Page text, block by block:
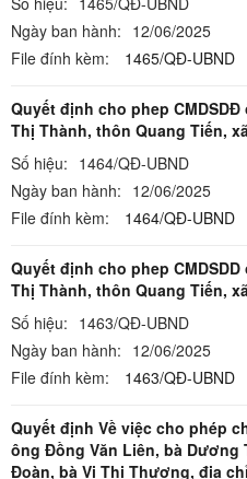
Ngày ban hành: 12/06/2025
File đính kèm:
1465/QĐ-UBND
Quyết định cho phep
Thị Thành, thôn Quang Tiến,
Số hiệu: 1464/QĐ-UBND
Ngày ban hành: 12/06/2025
File đính kèm:
1464/QĐ-UBND
Quyết định cho phep
Thị Thành, thôn Quang Tiến,
Số hiệu: 1463/QĐ-UBND
Ngày ban hành: 12/06/2025
File đính kèm:
1463/QĐ-UBND
Quyết định Về việc cho phép
ông Đồng Văn Liên, bà Dương
Đoàn, bà Vi Thị Thương, địa